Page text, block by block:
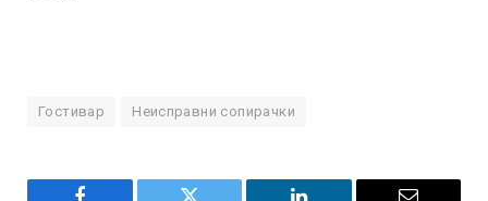
Гостивар Неисправни сопирачки